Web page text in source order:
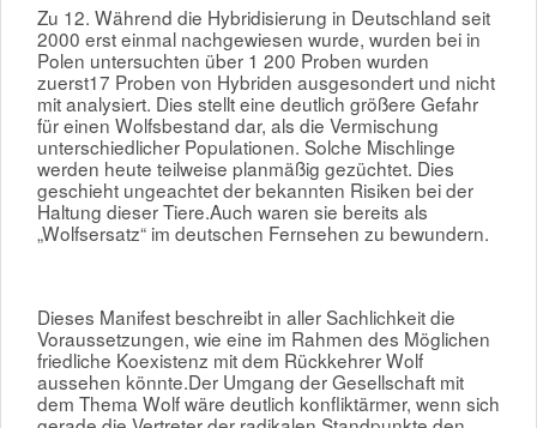
Zu 12. Während die Hybridisierung in Deutschland seit
2000 erst einmal nachgewiesen wurde, wurden bei in
Polen untersuchten über 1 200 Proben wurden
zuerst17 Proben von Hybriden ausgesondert und nicht
mit analysiert. Dies stellt eine deutlich größere Gefahr
für einen Wolfsbestand dar, als die Vermischung
unterschiedlicher Populationen. Solche Mischlinge
werden heute teilweise planmäßig gezüchtet. Dies
geschieht ungeachtet der bekannten Risiken bei der
Haltung dieser Tiere.Auch waren sie bereits als
„Wolfsersatz“ im deutschen Fernsehen zu bewundern.
Dieses Manifest beschreibt in aller Sachlichkeit die
Voraussetzungen, wie eine im Rahmen des Möglichen
friedliche Koexistenz mit dem Rückkehrer Wolf
aussehen könnte.Der Umgang der Gesellschaft mit
dem Thema Wolf wäre deutlich konfliktärmer, wenn sich